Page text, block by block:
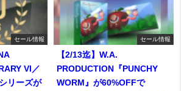
セール情報
VI／
リーズが
セール情報
【2/13迄】W.A.
PRODUCTION『PUNCHY
WORM』が60%OFFで